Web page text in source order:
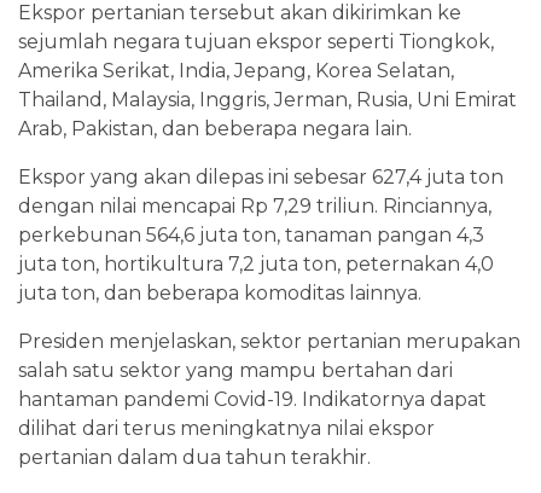
Ekspor pertanian tersebut akan dikirimkan ke
sejumlah negara tujuan ekspor seperti Tiongkok,
Amerika Serikat, India, Jepang, Korea Selatan,
Thailand, Malaysia, Inggris, Jerman, Rusia, Uni Emirat
Arab, Pakistan, dan beberapa negara lain.
Ekspor yang akan dilepas ini sebesar 627,4 juta ton
dengan nilai mencapai Rp 7,29 triliun. Rinciannya,
perkebunan 564,6 juta ton, tanaman pangan 4,3
juta ton, hortikultura 7,2 juta ton, peternakan 4,0
juta ton, dan beberapa komoditas lainnya.
Presiden menjelaskan, sektor pertanian merupakan
salah satu sektor yang mampu bertahan dari
hantaman pandemi Covid-19. Indikatornya dapat
dilihat dari terus meningkatnya nilai ekspor
pertanian dalam dua tahun terakhir.